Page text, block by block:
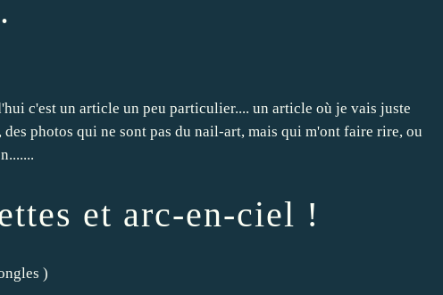
c'est un article un peu particulier.... un article où je vais juste
photos qui ne sont pas du nail-art, mais qui m'ont faire rire, ou
et arc-en-ciel !
)